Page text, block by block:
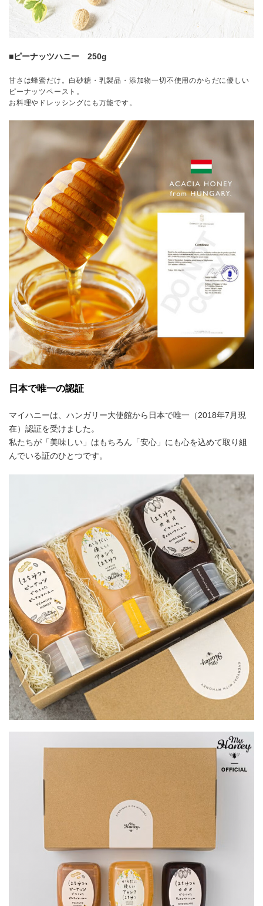
■ピーナッツハニー 250g
甘さは蜂蜜だけ。白砂糖・乳製品・添加物一切不使用のからだに優しい
ピーナッツペースト。
お料理やドレッシングにも万能です。
日本で唯一の認証
マイハニーは、ハンガリー大使館から日本で唯一（2018年7月現
在）認証を受けました。
私たちが「美味しい」はもちろん「安心」にも心を込めて取り組
んでいる証のひとつです。